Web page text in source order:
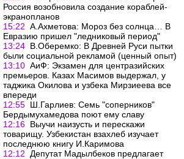
Россия возобновила создание кораблей-
экранопланов
15:22 А.Ахметова: Мороз без солнца… В
Евразию пришел "ледниковый период"
13:24 В.Оберемко: В Древней Руси пытки
были социальной рекламой (ценный опыт)
13:10 АиФ: Экзамен для центразийских
премьеров. Казах Масимов выдержал, у
таджика Окилова и узбека Мирзиеева все
впереди
12:55 Ш.Гарлиев: Семь "соперников"
Бердымухамедова поют ему славу
12:16 Выучи наизусть и перескажи
товарищу. Узбекистан взахлеб изучает
последнюю книгу И.Каримова
12:12
Депутат Мадылбеков предлагает